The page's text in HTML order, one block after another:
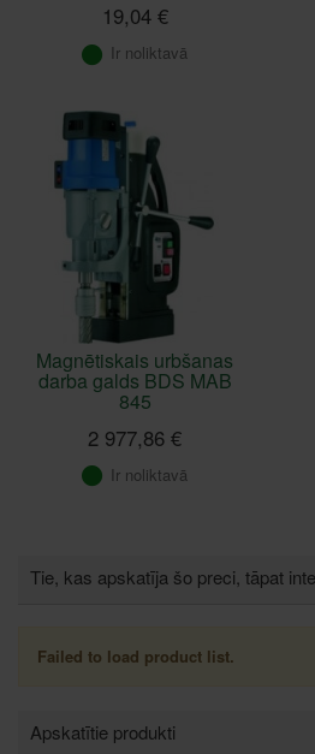
19,04 €
Ir noliktavā
Magnētiskais urbšanas
darba galds BDS MAB
845
2 977,86 €
Ir noliktavā
Tie, kas apskatīja šo preci, tāpat
Failed to load product list.
Apskatītie produkti